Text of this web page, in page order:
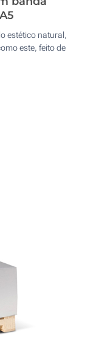
estético natural,
este, feito de